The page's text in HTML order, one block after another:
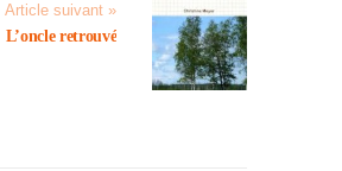
Article suivant »
L’oncle retrouvé